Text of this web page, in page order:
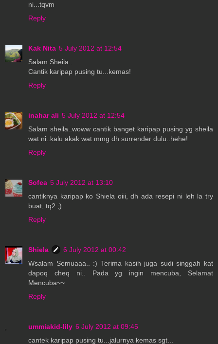
ni...tqvm
Reply
Kak Nita 5 July 2012 at 12:54
Salam Sheila..
Cantik karipap pusing tu...kemas!
Reply
inahar ali 5 July 2012 at 12:54
Salam sheila..woww cantik banget karipap pusing yg sheila
wat ni..kalu akak wat mmg dh surrender dulu..hehe!
Reply
Sofea 5 July 2012 at 13:10
cantiknya karipap ko Shiela oiii, dh ada resepi ni leh la try
buat, tq2 ;)
Reply
Shiela
6 July 2012 at 00:42
Wsalam Semuaaa.. :) Terima kasih juga sudi singgah kat
dapoq cheq ni.. Pada yg ingin mencuba, Selamat
Mencuba~~
Reply
ummiakid-lily 6 July 2012 at 09:45
cantek karipap pusing tu...jalurnya kemas sgt...